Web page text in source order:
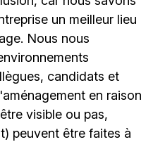
un meilleur lieu
Nous nous
candidats et
en raison
visible ou pas,
peuvent être faites à